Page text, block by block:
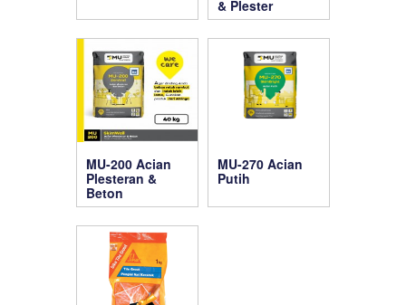
& Plester
MU-200 Acian
Plesteran &
Beton
MU-270 Acian
Putih